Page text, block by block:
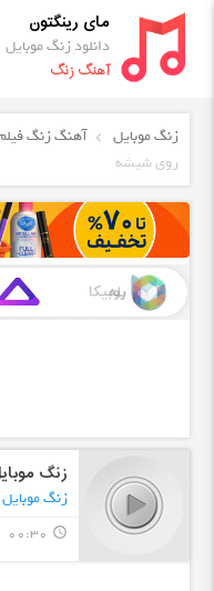
مای رینگتون
دانلود زنگ موبایل
آهنگ زنگ
زنگ موبایل آهنگ زنگ
روی شیشه
زنگ
زنگ
query_builder
00:30